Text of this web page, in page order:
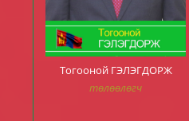
Тогооной ГЭЛЭГДОРЖ
төлөөлөгч